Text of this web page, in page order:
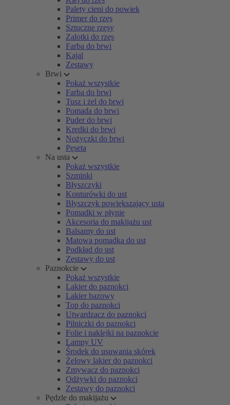
Palety cieni do powiek
Primer do rzęs
Sztuczne rzęsy
Zalotki do rzęs
Farba do brwi
Kajal
Zestawy
Brwi
Pokaż wszystkie
Farba do brwi
Tusz i żel do brwi
Pomada do brwi
Puder do brwi
Kredki do brwi
Nożyczki do brwi
Pęseta
Na usta
Pokaż wszystkie
Szminki
Błyszczyki
Konturówki do ust
Błyszczyk powiększający usta
Pomadki w płynie
Akcesoria do makijażu ust
Balsamy do ust
Matowa pomadka do ust
Podkład do ust
Zestawy do ust
Paznokcie
Pokaż wszystkie
Lakier do paznokci
Lakier bazowy
Top do paznokci
Utwardzacz do paznokci
Pilniczki do paznokci
Folie i naklejki na paznokcie
Lampy UV
Środek do usuwania skórek
Żelowy lakier do paznokci
Zmywacz do paznokci
Odżywki do paznokci
Zestawy do paznokci
Pędzle do makijażu